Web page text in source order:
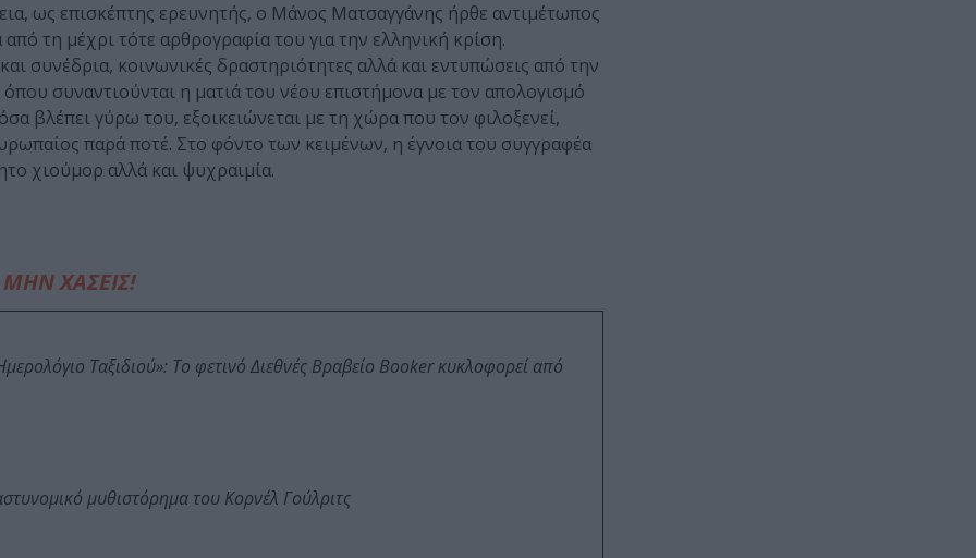
ως επισκέπτης ερευνητής, ο Μάνος Ματσαγγάνης ήρθε αντιμέτωπος
τη μέχρι τότε αρθρογραφία του για την ελληνική κρίση.
συνέδρια, κοινωνικές δραστηριότητες αλλά και εντυπώσεις από την
συναντιούνται η ματιά του νέου επιστήμονα με τον απολογισμό
βλέπει γύρω του, εξοικειώνεται με τη χώρα που τον φιλοξενεί,
παρά ποτέ. Στο φόντο των κειμένων, η έγνοια του συγγραφέα
χιούμορ αλλά και ψυχραιμία.
ΜΗΝ ΧΑΣΕΙΣ!
Ταξιδιού»: Το φετινό Διεθνές Βραβείο Booker κυκλοφορεί από
μυθιστόρημα του Κορνέλ Γούλριτς